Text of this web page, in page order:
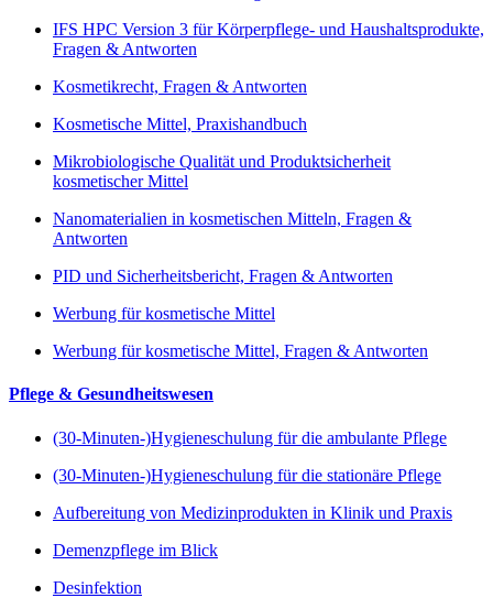
IFS HPC Version 3 für Körperpflege- und Haushaltsprodukte,
Fragen & Antworten
Kosmetikrecht, Fragen & Antworten
Kosmetische Mittel, Praxishandbuch
Mikrobiologische Qualität und Produktsicherheit
kosmetischer Mittel
Nanomaterialien in kosmetischen Mitteln, Fragen &
Antworten
PID und Sicherheitsbericht, Fragen & Antworten
Werbung für kosmetische Mittel
Werbung für kosmetische Mittel, Fragen & Antworten
Pflege & Gesundheitswesen
(30-Minuten-)Hygieneschulung für die ambulante Pflege
(30-Minuten-)Hygieneschulung für die stationäre Pflege
Aufbereitung von Medizinprodukten in Klinik und Praxis
Demenzpflege im Blick
Desinfektion